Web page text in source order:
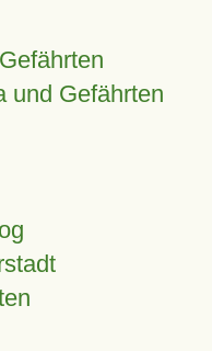
und Gefährten